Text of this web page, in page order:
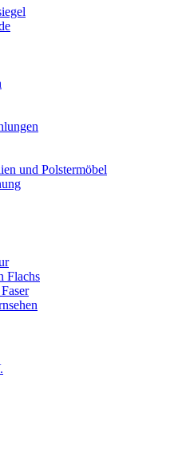
und Polstermöbel
Flachs